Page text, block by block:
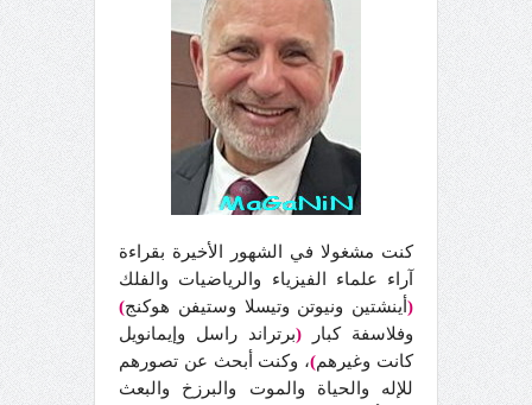
كنت مشغولا في الشهور الأخيرة بقراءة
آراء علماء الفيزياء والرياضيات والفلك
( أينشتين ونيوتن وتيسلا وستيفن هوكنج)
وفلاسفة كبار (برتراند راسل وإيمانويل
كانت وغيرهم)، وكنت أبحث عن تصورهم
للإله والحياة والموت والبرزخ والبعث